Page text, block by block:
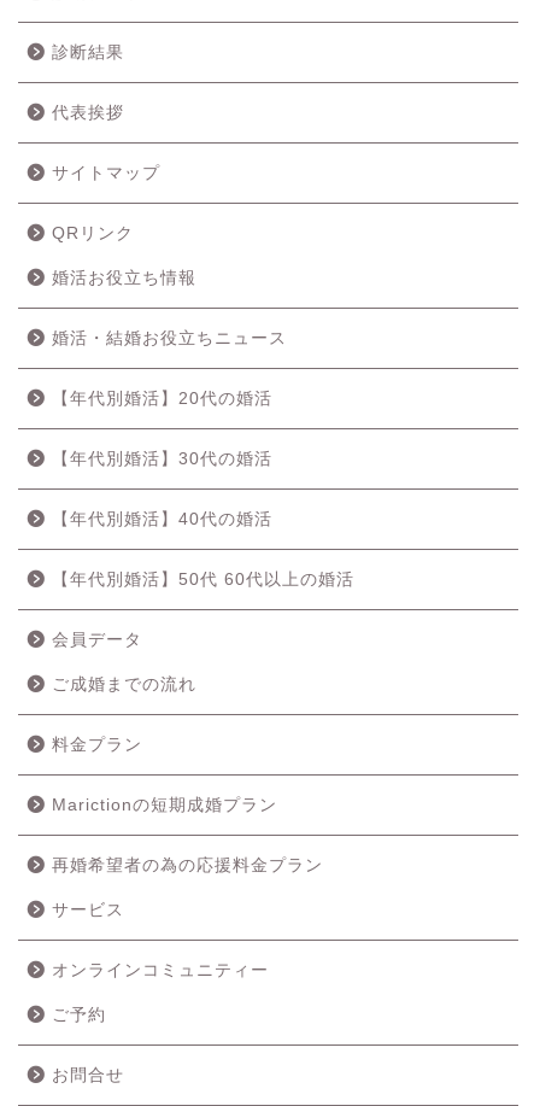
診断結果
代表挨拶
サイトマップ
QRリンク
婚活お役立ち情報
婚活・結婚お役立ちニュース
【年代別婚活】20代の婚活
【年代別婚活】30代の婚活
【年代別婚活】40代の婚活
【年代別婚活】50代 60代以上の婚活
会員データ
ご成婚までの流れ
料金プラン
Marictionの短期成婚プラン
再婚希望者の為の応援料金プラン
サービス
オンラインコミュニティー
ご予約
お問合せ